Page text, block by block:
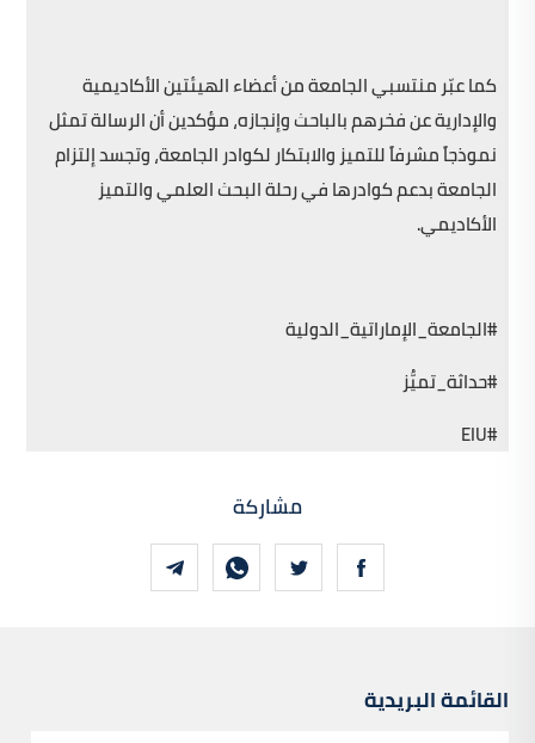
كما عبّر منتسبي الجامعة من أعضاء الهيئتين الأكاديمية
والإدارية عن فخرهم بالباحث وإنجازه، مؤكدين أن الرسالة تمثل
نموذجاً مشرفاً للتميز والابتكار لكوادر الجامعة، وتجسد إلتزام
الجامعة بدعم كوادرها في رحلة البحث العلمي والتميز
الأكاديمي.
#الجامعة_الإماراتية_الدولية
#حداثة_تميُّز
#EIU
مشاركة
القائمة البريدية